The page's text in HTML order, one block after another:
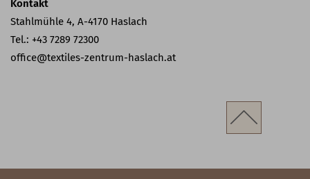
Kontakt
Stahlmühle 4, A-4170 Haslach
Tel.: +43 7289 72300
office@textiles-zentrum-haslach.at